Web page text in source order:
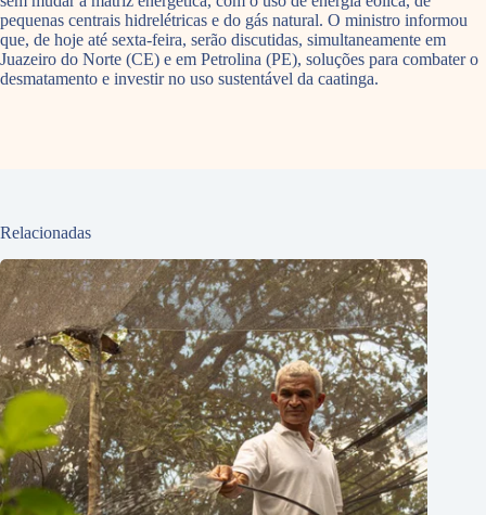
pequenas centrais hidrelétricas e do gás natural. O ministro informou
que, de hoje até sexta-feira, serão discutidas, simultaneamente em
Juazeiro do Norte (CE) e em Petrolina (PE), soluções para combater o
desmatamento e investir no uso sustentável da caatinga.
Relacionadas